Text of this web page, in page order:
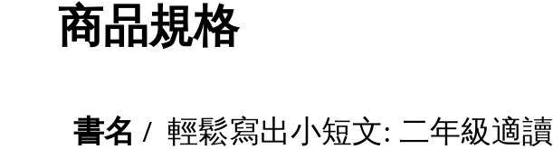
商品規格
書名 / 輕鬆寫出小短文: 二年級適讀